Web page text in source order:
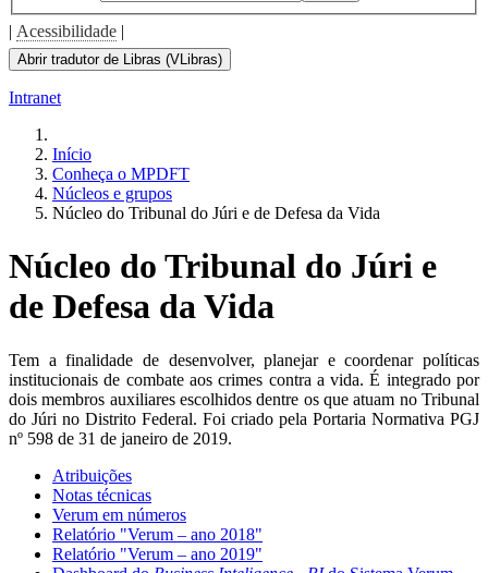
| Acessibilidade |
Abrir tradutor de Libras (VLibras)
Intranet
Início
Conheça o MPDFT
Núcleos e grupos
Núcleo do Tribunal do Júri e de Defesa da Vida
Núcleo do Tribunal do Júri e
de Defesa da Vida
Tem a finalidade de desenvolver, planejar e coordenar políticas
institucionais de combate aos crimes contra a vida. É integrado por
dois membros auxiliares escolhidos dentre os que atuam no Tribunal
do Júri no Distrito Federal. Foi criado pela Portaria Normativa PGJ
nº 598 de 31 de janeiro de 2019.
Atribuições
Notas técnicas
Verum em números
Relatório "Verum – ano 2018"
Relatório "Verum – ano 2019"